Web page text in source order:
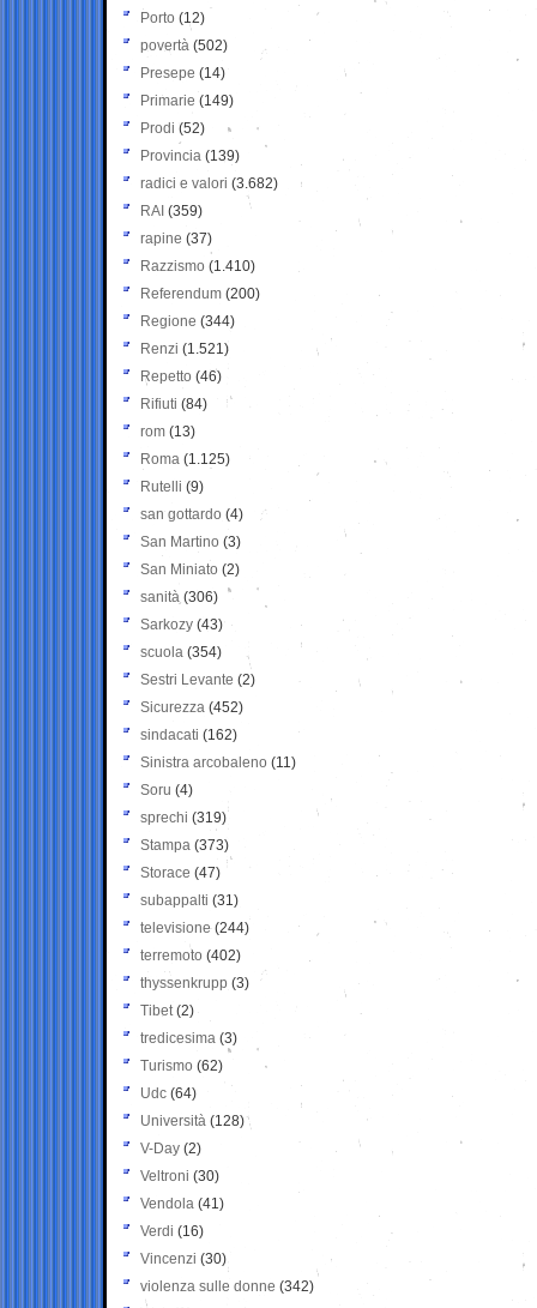
Porto (12)
povertà (502)
Presepe (14)
Primarie (149)
Prodi (52)
Provincia (139)
radici e valori (3.682)
RAI (359)
rapine (37)
Razzismo (1.410)
Referendum (200)
Regione (344)
Renzi (1.521)
Repetto (46)
Rifiuti (84)
rom (13)
Roma (1.125)
Rutelli (9)
san gottardo (4)
San Martino (3)
San Miniato (2)
sanità (306)
Sarkozy (43)
scuola (354)
Sestri Levante (2)
Sicurezza (452)
sindacati (162)
Sinistra arcobaleno (11)
Soru (4)
sprechi (319)
Stampa (373)
Storace (47)
subappalti (31)
televisione(244)
terremoto (402)
thyssenkrupp (3)
Tibet(2)
tredicesima (3)
Turismo (62)
Udc (64)
Università (128)
V-Day (2)
Veltroni (30)
Vendola (41)
Verdi (16)
Vincenzi (30)
violenza sulle donne (342)